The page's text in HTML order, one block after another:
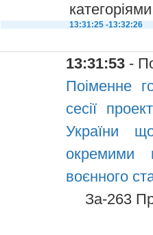
13:31:25 -13:32:26
13:31:53 -
Поіменне
сесії
України
окремими
воєнного
За-263